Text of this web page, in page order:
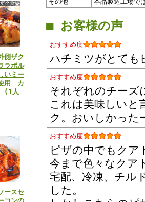
側ザク
ラポル
いミー
用 カ
(1人
ースセ
■ お客様の声
おすすめ度
ハチミツがとても
おすすめ度
それぞれのチーズ
これは美味しいと
ク。おいしかった
おすすめ度
ピザの中でもクア
今まで色々なクア
宅配、冷凍、チル
した。